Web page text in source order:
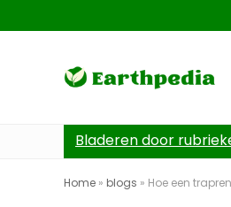
Bladeren door
Home » blogs » Hoe een